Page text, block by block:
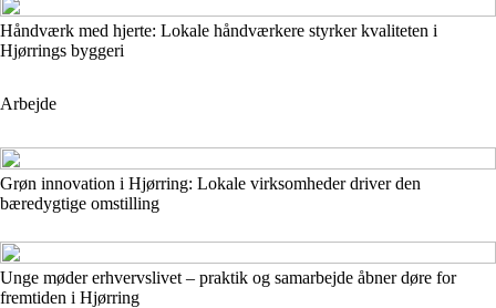
Håndværk med hjerte: Lokale håndværkere styrker kvaliteten i
Hjørrings byggeri
Arbejde
Grøn innovation i Hjørring: Lokale virksomheder driver den
bæredygtige omstilling
Unge møder erhvervslivet – praktik og samarbejde åbner døre for
fremtiden i Hjørring